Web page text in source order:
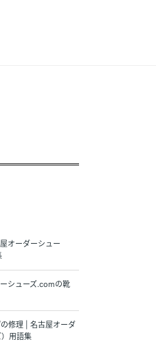
オーダーシュー
シューズ.comの靴
修理 | 名古屋オーダ
用語集